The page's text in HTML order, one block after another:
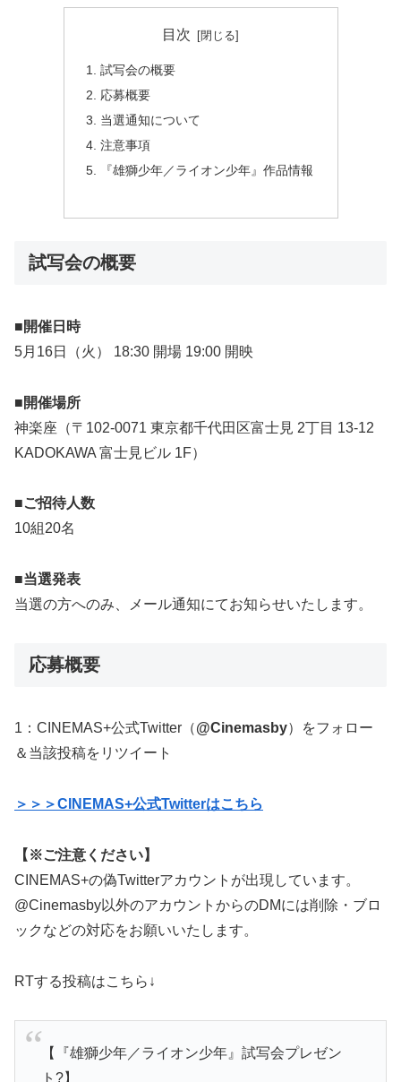
目次
試写会の概要
応募概要
当選通知について
注意事項
『雄獅少年／ライオン少年』作品情報
試写会の概要
■開催日時
5月16日（火） 18:30 開場 19:00 開映
■開催場所
神楽座（〒102-0071 東京都千代田区富士見 2丁目 13-12
KADOKAWA 富士見ビル 1F）
■ご招待人数
10組20名
■当選発表
当選の方へのみ、メール通知にてお知らせいたします。
応募概要
1：CINEMAS+公式Twitter（@Cinemasby）をフォロー
＆当該投稿をリツイート
＞＞＞CINEMAS+公式Twitterはこちら
【※ご注意ください】
CINEMAS+の偽Twitterアカウントが出現しています。
@Cinemasby以外のアカウントからのDMには削除・ブロ
ックなどの対応をお願いいたします。
RTする投稿はこちら↓
【『雄獅少年／ライオン少年』試写会プレゼン
ト?】